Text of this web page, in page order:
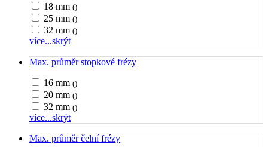
18 mm ()
25 mm ()
32 mm ()
více...skrýt
Max. průměr stopkové frézy
16 mm ()
20 mm ()
32 mm ()
více...skrýt
Max. průměr čelní frézy